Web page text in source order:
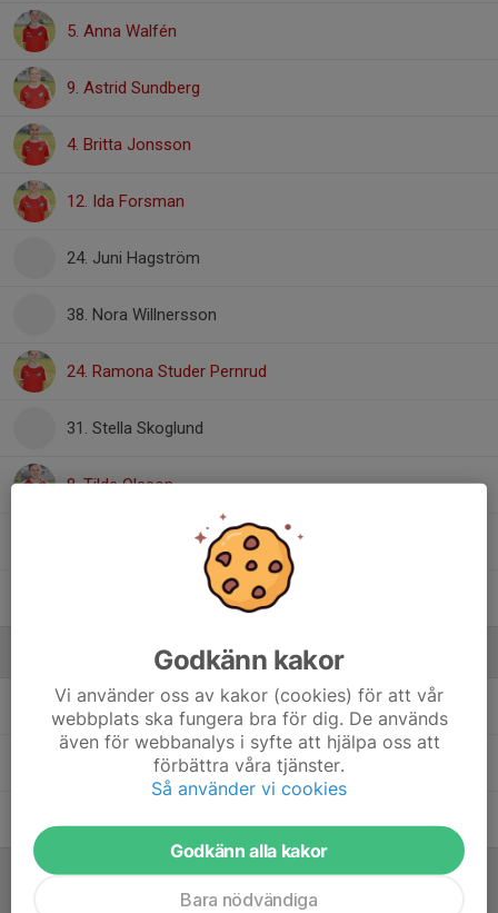
5. Anna Walfén
9. Astrid Sundberg
4. Britta Jonsson
12. Ida Forsman
24. Juni Hagström
38. Nora Willnersson
24. Ramona Studer Pernrud
31. Stella Skoglund
8. Tilde Olsson
Christoffer ThorellTränare
Helena OlssonTränare
Godkänn kakor
Vi använder oss av kakor (cookies) för att vår
webbplats ska fungera bra för dig. De används
även för webbanalys i syfte att hjälpa oss att
förbättra våra tjänster.
Så använder vi cookies
Godkänn alla kakor
Bara nödvändiga